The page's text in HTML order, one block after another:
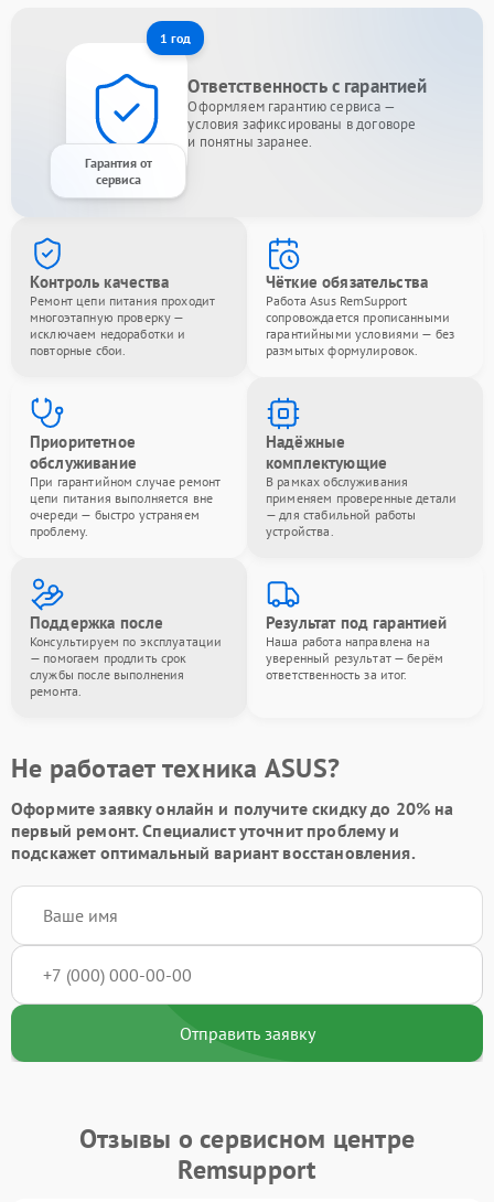
1 год
Гарантия от
сервиса
Ответственность с гарантией
Оформляем гарантию сервиса —
условия зафиксированы в договоре
и понятны заранее.
Контроль качества
Ремонт цепи питания проходит
многоэтапную проверку —
исключаем недоработки и
повторные сбои.
Чёткие обязательства
Работа Asus RemSupport
сопровождается прописанными
гарантийными условиями — без
размытых формулировок.
Приоритетное
обслуживание
При гарантийном случае ремонт
цепи питания выполняется вне
очереди — быстро устраняем
проблему.
Надёжные
комплектующие
В рамках обслуживания
применяем проверенные детали
— для стабильной работы
устройства.
Поддержка после
Консультируем по эксплуатации
— помогаем продлить срок
службы после выполнения
ремонта.
Результат под гарантией
Наша работа направлена на
уверенный результат — берём
ответственность за итог.
Не работает техника ASUS?
Оформите заявку онлайн и получитескидку до 20% на
первый ремонт. Специалист уточнит проблему и
подскажет оптимальный вариант восстановления.
Отправить заявку
Отзывы о сервисном центре
Remsupport